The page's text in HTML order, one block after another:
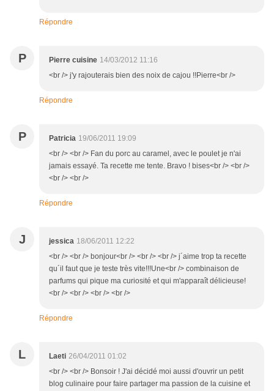
Répondre
P Pierre cuisine 14/03/2012 11:16
<br /> j'y rajouterais bien des noix de cajou !!Pierre<br />
Répondre
P Patricia 19/06/2011 19:09
<br /> <br /> Fan du porc au caramel, avec le poulet je n'ai
jamais essayé. Ta recette me tente. Bravo ! bises<br /> <br />
<br /> <br />
Répondre
J jessica 18/06/2011 12:22
<br /> <br /> bonjour<br /> <br /> <br /> j´aime trop ta recette
qu´il faut que je teste très vite!!!Une<br /> combinaison de
parfums qui pique ma curiosité et qui m'apparaît délicieuse!
<br /> <br /> <br /> <br />
Répondre
L Laeti 26/04/2011 01:02
<br /> <br /> Bonsoir ! J'ai décidé moi aussi d'ouvrir un petit
blog culinaire pour faire partager ma passion de la cuisine et